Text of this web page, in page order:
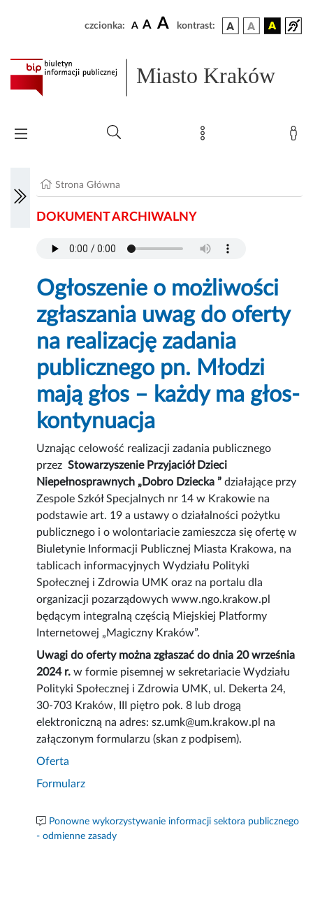
czcionka: A A A kontrast:
Miasto Kraków
Strona Główna
DOKUMENT ARCHIWALNY
Ogłoszenie o możliwości
zgłaszania uwag do oferty
na realizację zadania
publicznego pn. Młodzi
mają głos – każdy ma głos-
kontynuacja
Uznając celowość realizacji zadania publicznego
przezStowarzyszenie Przyjaciół Dzieci
Niepełnosprawnych „Dobro Dziecka ”działające przy
Zespole Szkół Specjalnych nr 14 w Krakowie na
podstawie art. 19 a ustawy o działalności pożytku
publicznego i o wolontariacie zamieszcza się ofertę w
Biuletynie Informacji Publicznej Miasta Krakowa, na
tablicach informacyjnych Wydziału Polityki
Społecznej i Zdrowia UMK oraz na portalu dla
organizacji pozarządowych www.ngo.krakow.pl
będącym integralną częścią Miejskiej Platformy
Internetowej „Magiczny Kraków”.
Uwagi do oferty można zgłaszać do dnia 20 września
2024 r. w formie pisemnej w sekretariacie Wydziału
Polityki Społecznej i Zdrowia UMK, ul. Dekerta 24,
30-703 Kraków, III piętro pok. 8 lub drogą
elektroniczną na adres: sz.umk@um.krakow.pl na
załączonym formularzu (skan z podpisem).
Oferta
Formularz
Ponowne wykorzystywanie informacji sektora publicznego
- odmienne zasady